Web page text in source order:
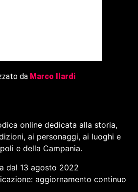
da Marco Ilardi
online dedicata alla storia,
ai personaggi, ai luoghi e
e della Campania.
dal 13 agosto 2022
aggiornamento continuo